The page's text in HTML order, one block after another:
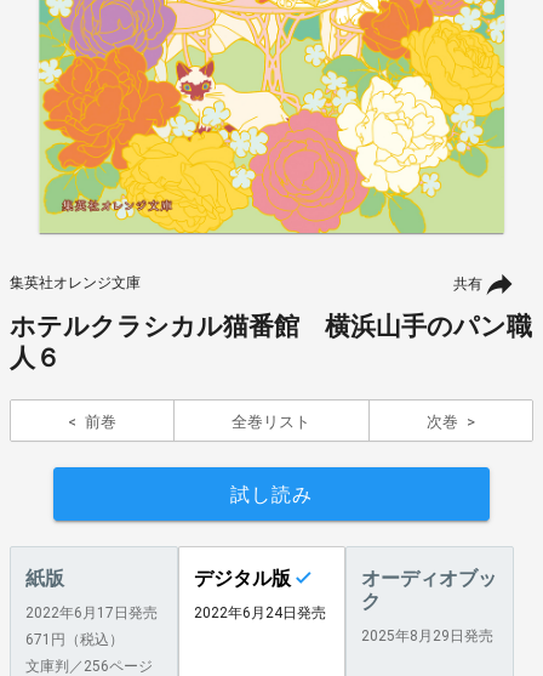
共有
集英社オレンジ文庫
ホテルクラシカル猫番館 横浜山手のパン職
人６
前巻 全巻リスト 次巻
試し読み
紙版
2022年6月17日発売
671円（税込）
文庫判／256ページ
デジタル版
2022年6月24日発売
オーディオブッ
ク
2025年8月29日発売